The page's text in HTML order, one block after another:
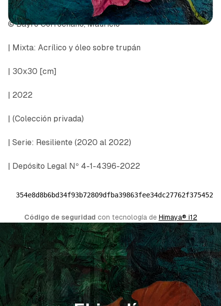
© Bayro Corrochano, Mauricio
| Mixta: Acrílico y óleo sobre trupán
| 30x30 [cm]
| 2022
| (Colección privada)
| Serie: Resiliente (2020 al 2022)
| Depósito Legal Nº 4-1-4396-2022
Código de seguridad con tecnología de Himaya® i12